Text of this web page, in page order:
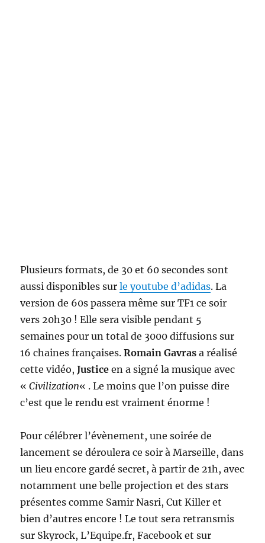
Plusieurs formats, de 30 et 60 secondes sont
aussi disponibles surle youtube d’adidas. La
version de 60s passera même sur TF1 ce soir
vers 20h30 ! Elle sera visible pendant 5
semaines pour un total de 3000 diffusions sur
16 chaines françaises.Romain Gavras a réalisé
cette vidéo,Justiceen a signé la musique avec
«Civilization« . Le moins que l’on puisse dire
c’est que le rendu est vraiment énorme !
Pour célébrer l’évènement, une soirée de
lancement se déroulera ce soir à Marseille, dans
un lieu encore gardé secret, à partir de 21h, avec
notamment une belle projection et des stars
présentes comme Samir Nasri, Cut Killer et
bien d’autres encore ! Le tout sera retransmis
sur Skyrock, L’Equipe.fr, Facebook et sur